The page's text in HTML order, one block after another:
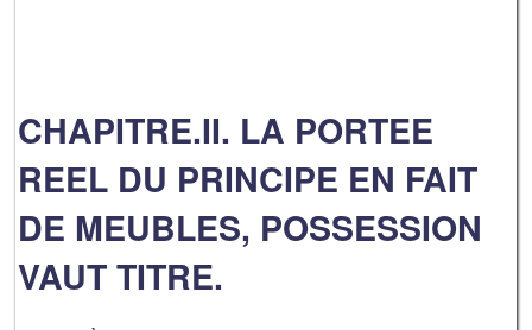
CHAPITRE.II. LA PORTEE
REEL DU PRINCIPE EN FAIT
DE MEUBLES, POSSESSION
VAUT TITRE.